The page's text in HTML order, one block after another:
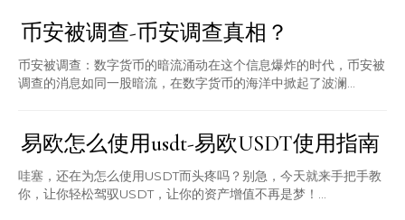
币安被调查-币安调查真相？
币安被调查：数字货币的暗流涌动在这个信息爆炸的时代，币安被
调查的消息如同一股暗流，在数字货币的海洋中掀起了波澜...
易欧怎么使用usdt-易欧USDT使用指南
哇塞，还在为怎么使用USDT而头疼吗？别急，今天就来手把手教
你，让你轻松驾驭USDT，让你的资产增值不再是梦！...